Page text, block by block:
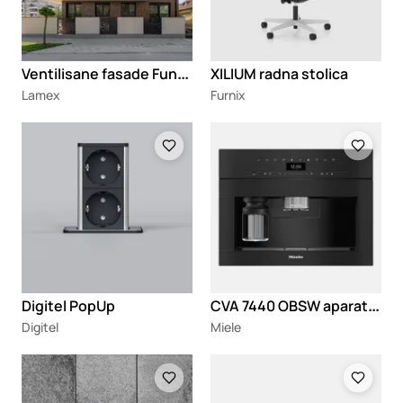
V
entilisane fasade Fundermax
Lamex
XILIUM radna stolica
Furnix
Digitel PopUp
Digitel
C
VA 7440 OBSW aparat za kafu
Miele
Loading